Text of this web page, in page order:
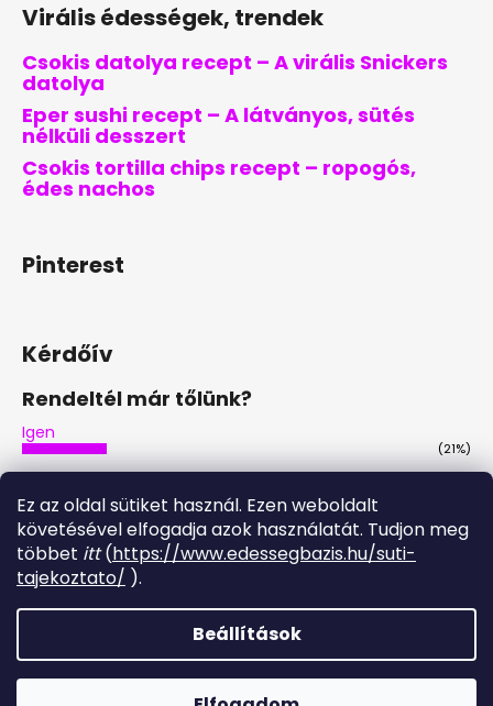
Ez az oldal sütiket használ. Ezen weboldalt
követésével elfogadja azok használatát. Tudjon meg
többet itt(https://www.edessegbazis.hu/suti-
tajekoztato/ ).
Beállítások
Virális édességek, trendek
Csokis datolya recept – A virális Snickers
datolya
Eper sushi recept – A látványos, sütés
nélküli desszert
Csokis tortilla chips recept – ropogós,
édes nachos
Pinterest
Kérdőív
Rendeltél már tőlünk?
Igen
(21%)
Nem
Nem, de tervezem
(29%)
Igen, többször is